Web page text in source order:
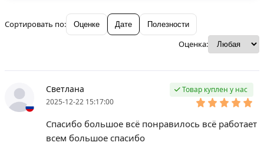
Сортировать по: Оценке Дате Полезности
Оценка:
Светлана
2025-12-22 15:17:00
Товар куплен у нас
Спасибо большое всё понравилось всё работает
всем большое спасибо